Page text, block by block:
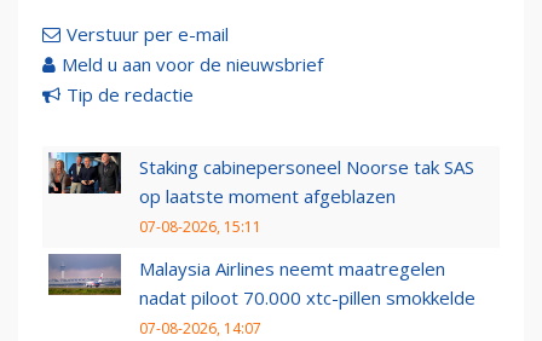
Verstuur per e-mail
Meld u aan voor de nieuwsbrief
Tip de redactie
Staking cabinepersoneel Noorse tak SAS
op laatste moment afgeblazen
07-08-2026, 15:11
Malaysia Airlines neemt maatregelen
nadat piloot 70.000 xtc-pillen smokkelde
07-08-2026, 14:07